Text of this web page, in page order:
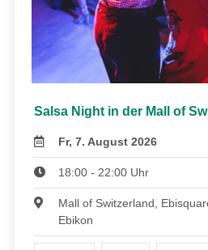
Salsa Night in der Mall of
Fr, 7. August 2026
18:00 - 22:00 Uhr
Mall of Switzerland,
Ebikon